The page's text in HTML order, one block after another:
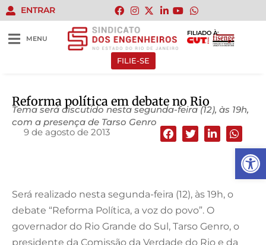
Abrir
ENTRAR
MENU
FILIADO À:
FILIE-SE
Reforma política em debate no Rio
Tema será discutido nesta segunda-feira (12), às 19h,
com a presença de Tarso Genro
9 de agosto de 2013
Será realizado nesta segunda-feira (12), às 19h, o
debate “Reforma Política, a voz do povo”. O
governador do Rio Grande do Sul, Tarso Genro, o
presidente da Comissão da Verdade do Rio e da